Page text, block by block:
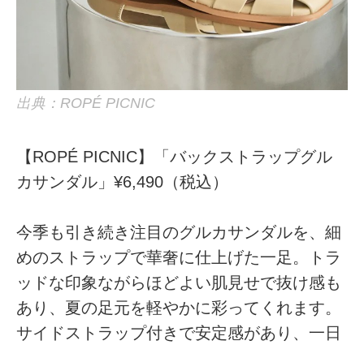
出典：ROPÉ PICNIC
【ROPÉ PICNIC】「バックストラップグル
カサンダル」¥6,490（税込）
今季も引き続き注目のグルカサンダルを、細
めのストラップで華奢に仕上げた一足。トラ
ッドな印象ながらほどよい肌見せで抜け感も
あり、夏の足元を軽やかに彩ってくれます。
サイドストラップ付きで安定感があり、一日